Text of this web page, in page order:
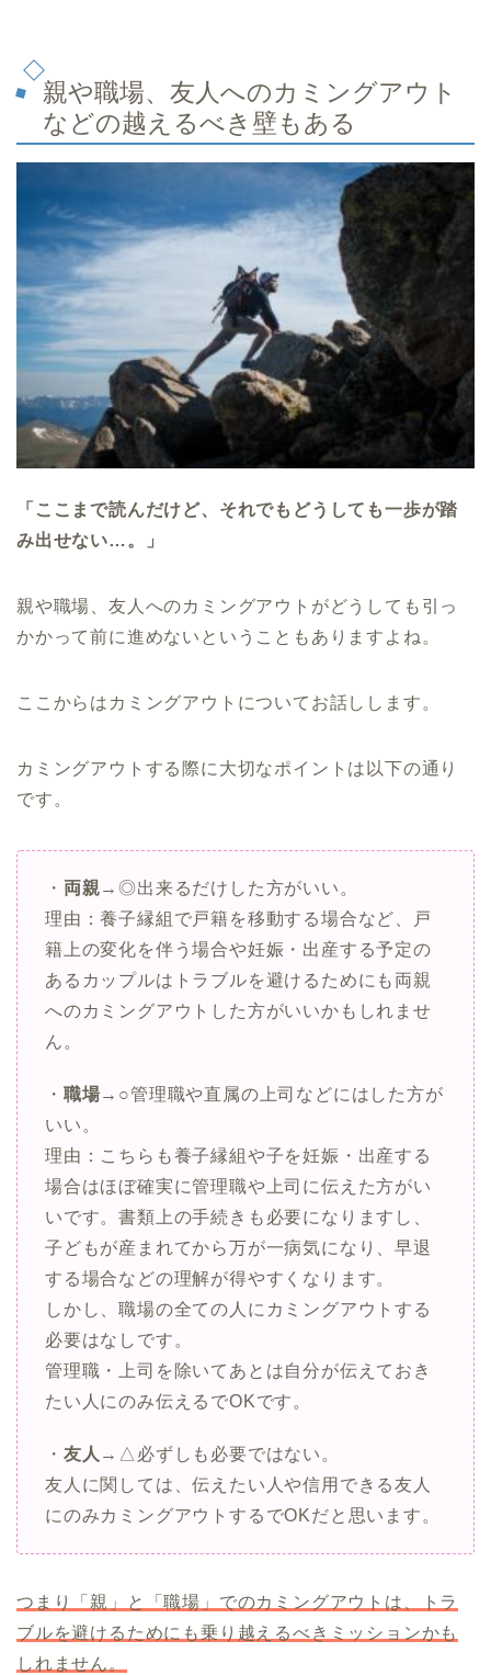
親や職場、友人へのカミングアウト
などの越えるべき壁もある
「ここまで読んだけど、それでもどうしても一歩が踏
み出せない…。」
親や職場、友人へのカミングアウトがどうしても引っ
かかって前に進めないということもありますよね。
ここからはカミングアウトについてお話しします。
カミングアウトする際に大切なポイントは以下の通り
です。
・ 両親→◎出来るだけした方がいい。
理由：養子縁組で戸籍を移動する場合など、戸
籍上の変化を伴う場合や妊娠・出産する予定の
あるカップルはトラブルを避けるためにも両親
へのカミングアウトした方がいいかもしれませ
ん。
・ 職場→○管理職や直属の上司などにはした方が
いい。
理由：こちらも養子縁組や子を妊娠・出産する
場合はほぼ確実に管理職や上司に伝えた方がい
いです。書類上の手続きも必要になりますし、
子どもが産まれてから万が一病気になり、早退
する場合などの理解が得やすくなります。
しかし、職場の全ての人にカミングアウトする
必要はなしです。
管理職・上司を除いてあとは自分が伝えておき
たい人にのみ伝えるでOKです。
・ 友人 →△必ずしも必要ではない。
友人に関しては、伝えたい人や信用できる友人
にのみカミングアウトするでOKだと思います。
つまり「親」と「職場」でのカミングアウトは、トラ
ブルを避けるためにも乗り越えるべきミッションかも
しれません。